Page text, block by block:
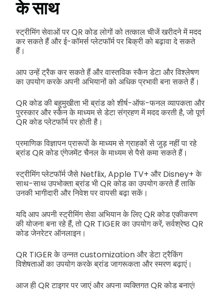
के साथ
स्ट्रीमिंग सेवाओं पर QR कोड लोगों को तत्काल चीजें खरीदने में मदद
कर सकते हैं और ई-कॉमर्स प्लेटफॉर्म पर बिक्री को बढ़ावा दे सकते
हैं।
आप उन्हें ट्रैक कर सकते हैं और वास्तविक स्कैन डेटा और विश्लेषण
का उपयोग करके अपनी अभियानों को अधिक प्रभावी बना सकते हैं।
QR कोड की बहुमुखीता भी ब्रांड को शीर्ष-ऑफ-फनल व्यापकता और
पुरस्कार और स्कैन के माध्यम से डेटा संग्रहण में मदद करती है, जो पूर्ण
QR कोड प्लेटफॉर्म पर होती है।
प्रमाणिक विज्ञापन प्रारूपों के माध्यम से ग्राहकों से जुड़ नहीं पा रहे
ब्रांड QR कोड एंगेजमेंट चैनल के माध्यम से पैसे कमा सकते हैं।
स्ट्रीमिंग प्लेटफॉर्म जैसे Netflix, Apple TV+ और Disney+ के
साथ-साथ उपभोक्ता ब्रांड भी QR कोड का उपयोग करते हैं ताकि
उनकी भागीदारी और निवेश पर वापसी बढ़ा सकें।
यदि आप अपनी स्ट्रीमिंग सेवा अभियान के लिए QR कोड एकीकरण
की योजना बना रहे हैं, तो QR TIGER का उपयोग करें, सर्वश्रेष्ठ QR
कोड जेनरेटर ऑनलाइन।
QR TIGER के उन्नत customization और डेटा ट्रैकिंग
विशेषताओं का उपयोग करके ब्रांड जागरूकता और स्मरण बढ़ाएं।
आज ही QR टाइगर पर जाएं और अपना व्यक्तिगत QR कोड बनाएं!